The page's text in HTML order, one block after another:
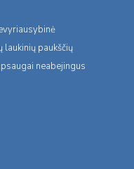
laukinių paukščių
neabejingus